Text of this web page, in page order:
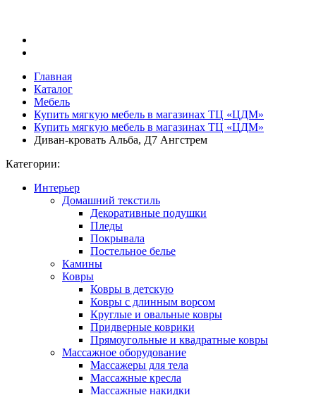
Главная
Каталог
Мебель
Купить мягкую мебель в магазинах ТЦ «ЦДМ»
Купить мягкую мебель в магазинах ТЦ «ЦДМ»
Диван-кровать Альба, Д7 Ангстрем
Категории:
Интерьер
Домашний текстиль
Декоративные подушки
Пледы
Покрывала
Постельное белье
Камины
Ковры
Ковры в детскую
Ковры с длинным ворсом
Круглые и овальные ковры
Придверные коврики
Прямоугольные и квадратные ковры
Массажное оборудование
Массажеры для тела
Массажные кресла
Массажные накидки